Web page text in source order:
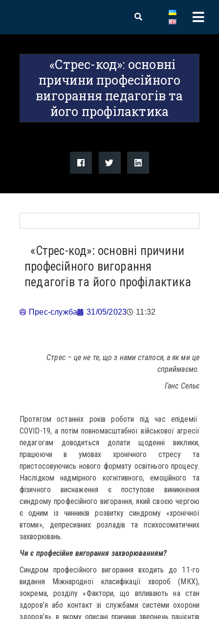
«Стрес-код»: основні
причини професійного
вигорання педагогів та
його профілактика
«Стрес-код»: основні причини
професійного вигорання
педагогів та його профілактика
Прес-служба 31/05/2023 11:32
Стрес – це не те, що з нами сталося, а як ми це
сприймаємо.
Ганс Сельє
Протягом останніх років роботи під час епідемії
COVID-19, а потім повномасштабної військової агресії
педагогам доводиться долати щоденні виклики,
працюючи в умовах хронічного стресу та
пристосовуючись нового формату освітнього процесу.
Наслідком надмірного когнітивного, емоційного та
фізичного виснаження є поступове виникнення
синдрому професійного вигорання, який своєю чергою
є одним із чинників розвитку синдрому «хронічної
втоми», депресивних розладів та психосоматичних
захворювань.
Чи є професійне вигорання захворюванням?
Синдром професійного вигорання входить до 11-го
видання Міжнародної класифікації хвороб (МКХ),
зокрема, розділу «Фактори, що впливають на стан
здоров’я або контакт зі службами системи охорони
здоров’я», в якому описані причини звернень пацієнтів